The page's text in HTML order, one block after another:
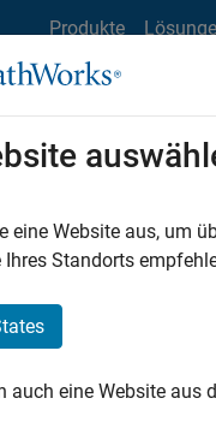
Produkte
Es
eine Website aus, um
Ihres Standorts
auch eine Website aus